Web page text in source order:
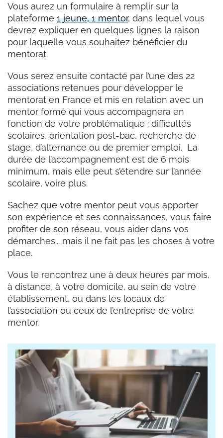
Vous aurez un formulaire à remplir sur la
plateforme 1 jeune, 1 mentor, dans lequel vous
devrez expliquer en quelques lignes la raison
pour laquelle vous souhaitez bénéficier du
mentorat.
Vous serez ensuite contacté par l’une des 22
associations retenues pour développer le
mentorat en France et mis en relation avec un
mentor formé qui vous accompagnera en
fonction de votre problématique : difficultés
scolaires, orientation post-bac, recherche de
stage, d’alternance ou de premier emploi. La
durée de l’accompagnement est de 6 mois
minimum, mais elle peut s’étendre sur l’année
scolaire, voire plus.
Sachez que votre mentor peut vous apporter
son expérience et ses connaissances, vous faire
profiter de son réseau, vous aider dans vos
démarches... mais il ne fait pas les choses à votre
place.
Vous le rencontrez une à deux heures par mois,
à distance, à votre domicile, au sein de votre
établissement, ou dans les locaux de
l’association ou ceux de l’entreprise de votre
mentor.